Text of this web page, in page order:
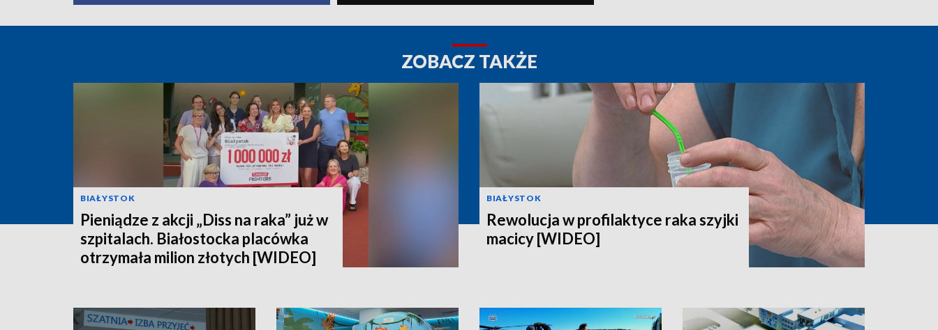
ZOBACZ TAKŻE
BIAŁYSTOK
Pieniądze z akcji „Diss na raka” już w
szpitalach. Białostocka placówka
otrzymała milion złotych [WIDEO]
BIAŁYSTOK
Rewolucja w profilaktyce raka szyjki
macicy [WIDEO]